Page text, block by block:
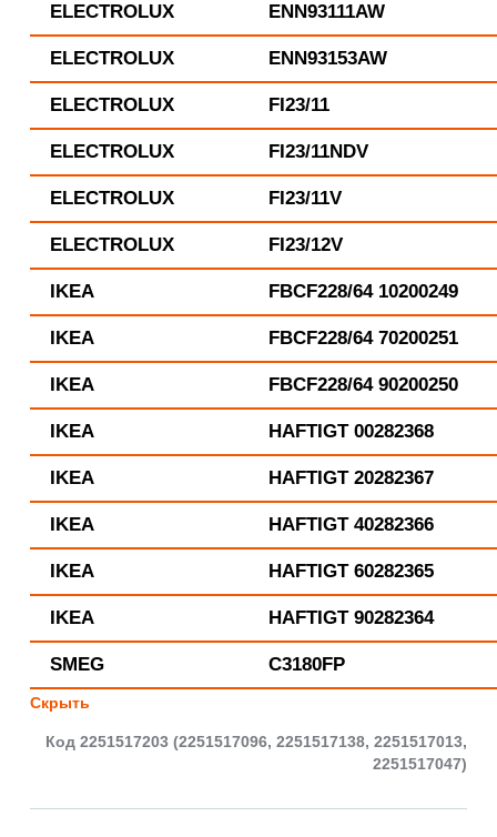
ELECTROLUX ENN93111AW
ELECTROLUX ENN93153AW
ELECTROLUX FI23/11
ELECTROLUX FI23/11NDV
ELECTROLUX FI23/11V
ELECTROLUX FI23/12V
IKEA FBCF228/64 10200249
IKEA FBCF228/64 70200251
IKEA FBCF228/64 90200250
IKEA HAFTIGT 00282368
IKEA HAFTIGT 20282367
IKEA HAFTIGT 40282366
IKEA HAFTIGT 60282365
IKEA HAFTIGT 90282364
SMEG C3180FP
Скрыть
Код 2251517203 (2251517096, 2251517138, 2251517013,
2251517047)